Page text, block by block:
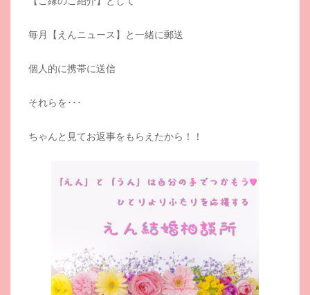
毎月【えんニュース】と一緒に郵送
個人的に携帯に送信
それらを･･･
ちゃんと見てお返事をもらえたから！！